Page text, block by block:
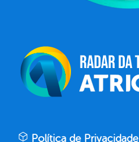
Política de Privacidade